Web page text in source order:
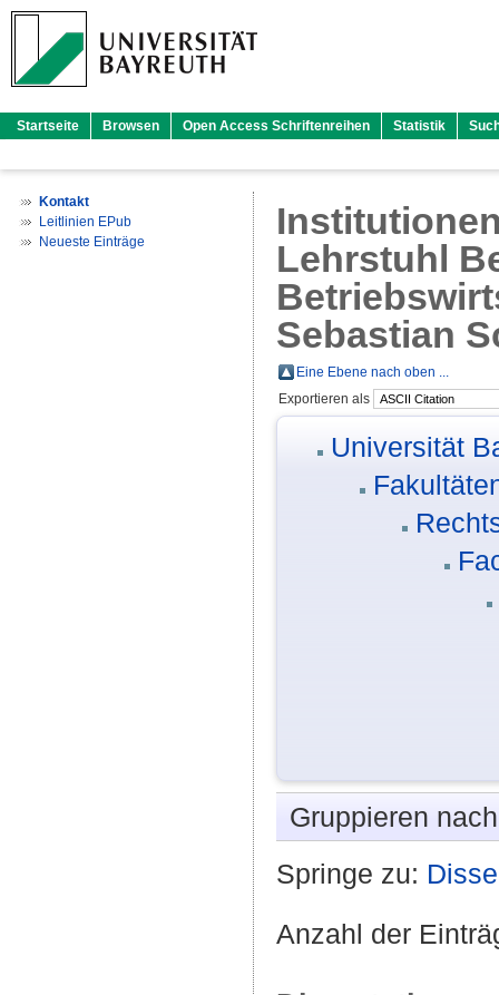
Startseite Browsen Open Access Schriftenreihen Statistik
Kontakt
Leitlinien EPub
Neueste Einträge
Lehrstuhl
Sebastian
Eine Ebene nach oben ...
Exportieren als
Universität
Gruppieren
Springe zu:
Anzahl der